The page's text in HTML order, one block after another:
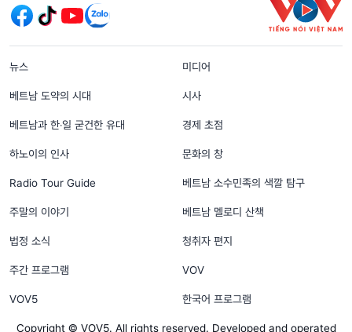
menu footer tiếng Hàn
뉴스 미디어
베트남 도약의 시대 시사
베트남과 한‧일 굳건한 유대 경제 초점
하노이의 인사 문화의 창
Radio Tour Guide 베트남 소수민족의 색깔 탐구
주말의 이야기 베트남 멜로디 산책
법정 소식 청취자 편지
주간 프로그램 VOV
VOV5 한국어 프로그램
Copyright © VOV5. All rights reserved. Developed and operated